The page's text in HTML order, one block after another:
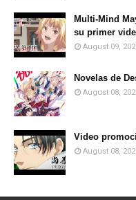
Multi-Mind
su primer
August 09,
Novelas de
August 08,
Video
August 08,